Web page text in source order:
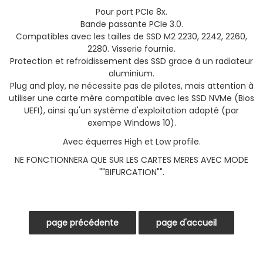
Pour port PCIe 8x.
Bande passante PCIe 3.0.
Compatibles avec les tailles de SSD M2 2230, 2242, 2260,
2280. Visserie fournie.
Protection et refroidissement des SSD grace à un radiateur
aluminium.
Plug and play, ne nécessite pas de pilotes, mais attention à
utiliser une carte mère compatible avec les SSD NVMe (Bios
UEFI), ainsi qu'un système d'exploitation adapté (par
exempe Windows 10).
Avec équerres High et Low profile.
NE FONCTIONNERA QUE SUR LES CARTES MERES AVEC MODE
""BIFURCATION"".